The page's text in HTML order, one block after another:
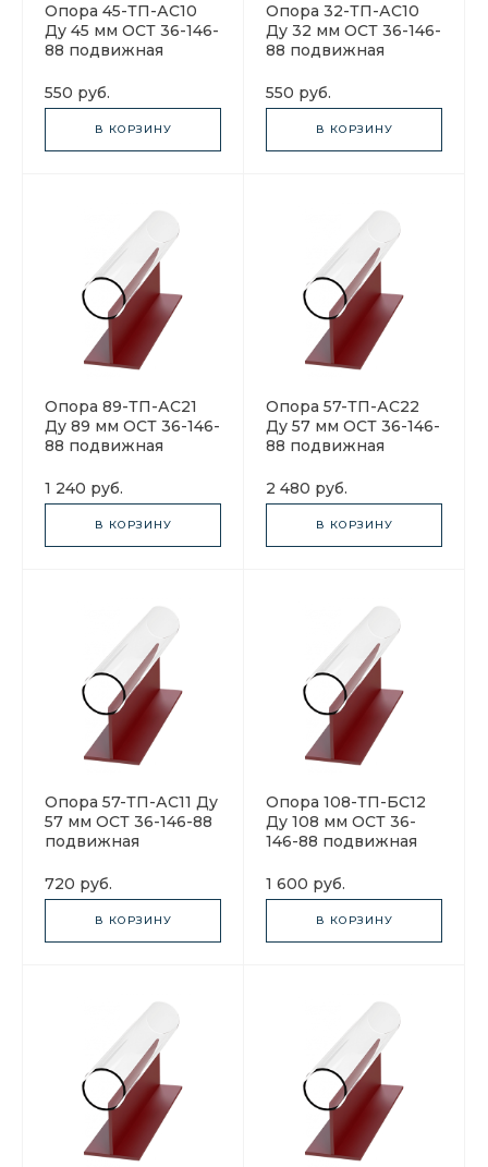
Опора 45-ТП-АС10
Ду 45 мм ОСТ 36-146-
88 подвижная
550 руб.
В КОРЗИНУ
Опора 32-ТП-АС10
Ду 32 мм ОСТ 36-146-
88 подвижная
550 руб.
В КОРЗИНУ
Опора 89-ТП-АС21
Ду 89 мм ОСТ 36-146-
88 подвижная
1 240 руб.
В КОРЗИНУ
Опора 57-ТП-АС22
Ду 57 мм ОСТ 36-146-
88 подвижная
2 480 руб.
В КОРЗИНУ
Опора 57-ТП-АС11 Ду
57 мм ОСТ 36-146-88
подвижная
720 руб.
В КОРЗИНУ
Опора 108-ТП-БС12
Ду 108 мм ОСТ 36-
146-88 подвижная
1 600 руб.
В КОРЗИНУ